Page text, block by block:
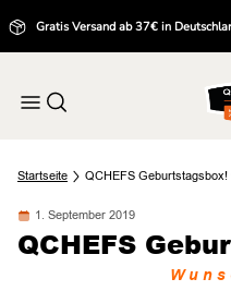
Gratis Versand ab 37€ in
Startseite QCHEFS Geburtstagsbox!
1. September 2019
QCHEFS
W u n s